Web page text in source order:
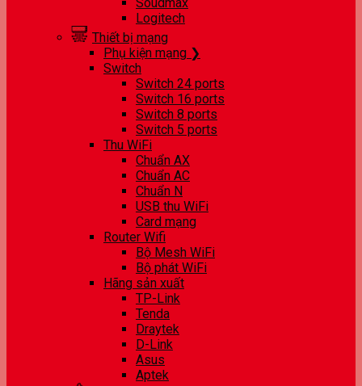
Logitech
Thiết bị mạng
Phụ kiện mạng ❯
Switch
Switch 24 ports
Switch 16 ports
Switch 8 ports
Switch 5 ports
Thu WiFi
Chuẩn AX
Chuẩn AC
Chuẩn N
USB thu WiFi
Card mạng
Router Wifi
Bộ Mesh WiFi
Bộ phát WiFi
Hãng sản xuất
TP-Link
Tenda
Draytek
D-Link
Asus
Aptek